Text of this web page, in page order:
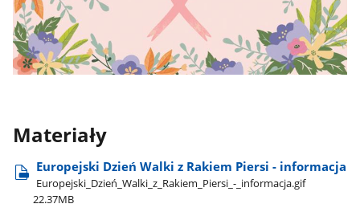
Materiały
Europejski Dzień Walki z Rakiem Piersi - informacja
Europejski​_Dzień​_Walki​_z​_Rakiem​_Piersi​_-​_informacja.gif
22.37MB